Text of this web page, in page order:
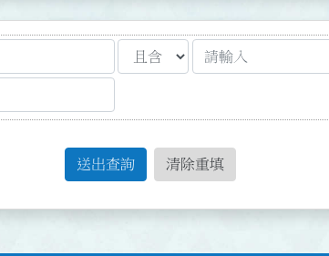
送出查詢 清除重填